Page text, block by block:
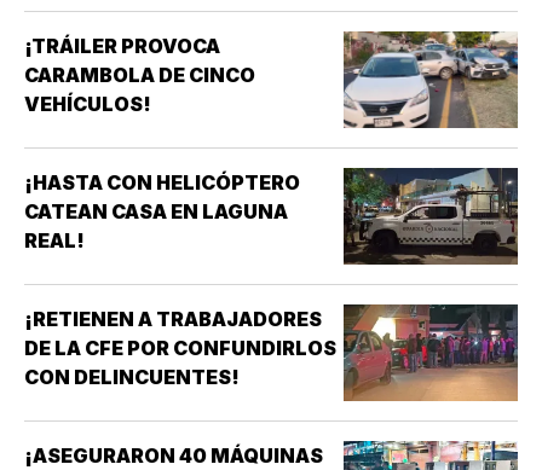
¡TRÁILER PROVOCA
CARAMBOLA DE CINCO
VEHÍCULOS!
¡HASTA CON HELICÓPTERO
CATEAN CASA EN LAGUNA
REAL!
¡RETIENEN A TRABAJADORES
DE LA CFE POR CONFUNDIRLOS
CON DELINCUENTES!
¡ASEGURARON 40 MÁQUINAS